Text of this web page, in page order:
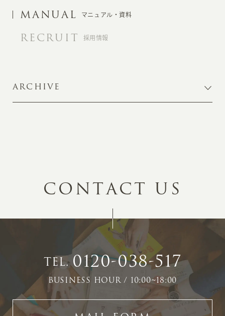
MANUAL マニュアル・資料
RECRUIT 採用情報
ARCHIVE
CONTACT US
TEL.0120-038-517
BUSINESS HOUR / 10:00~18:00